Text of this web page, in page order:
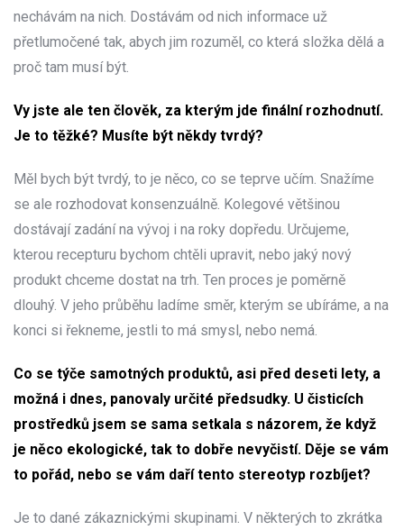
nechávám na nich. Dostávám od nich informace už
přetlumočené tak, abych jim rozuměl, co která složka dělá a
proč tam musí být.
Vy jste ale ten člověk, za kterým jde finální rozhodnutí.
Je to těžké? Musíte být někdy tvrdý?
Měl bych být tvrdý, to je něco, co se teprve učím. Snažíme
se ale rozhodovat konsenzuálně. Kolegové většinou
dostávají zadání na vývoj i na roky dopředu. Určujeme,
kterou recepturu bychom chtěli upravit, nebo jaký nový
produkt chceme dostat na trh. Ten proces je poměrně
dlouhý. V jeho průběhu ladíme směr, kterým se ubíráme, a na
konci si řekneme, jestli to má smysl, nebo nemá.
Co se týče samotných produktů, asi před deseti lety, a
možná i dnes, panovaly určité předsudky. U čisticích
prostředků jsem se sama setkala s názorem, že když
je něco ekologické, tak to dobře nevyčistí. Děje se vám
to pořád, nebo se vám daří tento stereotyp rozbíjet?
Je to dané zákaznickými skupinami. V některých to zkrátka